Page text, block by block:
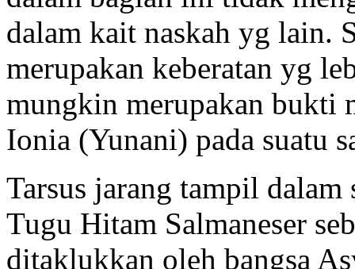
dalam kait naskah yg lain.
merupakan keberatan yg
mungkin merupakan bukti
Ionia (Yunani) pada suatu
Tarsus jarang tampil
Tugu Hitam Salmaneser
ditaklukkan oleh bangsa